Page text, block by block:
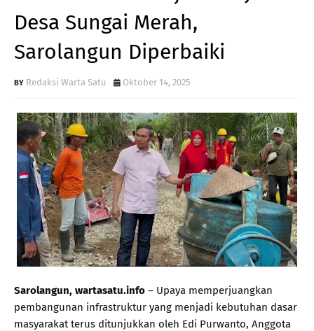
Desa Sungai Merah,
Sarolangun Diperbaiki
Redaksi Warta Satu Oktober 14, 2025
Sarolangun, wartasatu.info – Upaya memperjuangkan
pembangunan infrastruktur yang menjadi kebutuhan dasar
masyarakat terus ditunjukkan oleh Edi Purwanto, Anggota